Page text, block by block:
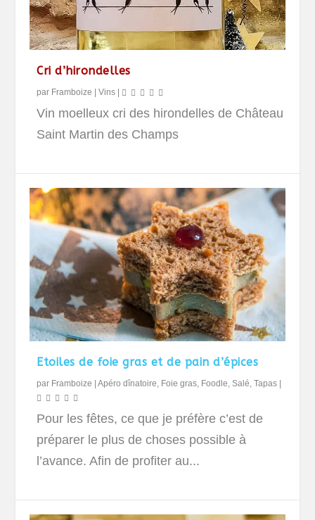
Cri d’hirondelles
par Framboize |Vins
Vin moelleux cri des hirondelles de Château
Saint Martin des Champs
Etoiles de foie gras et de pain d’épices
par Framboize |Apéro dînatoire, Foie gras, Foodle,Salé,Tapas
Pour les fêtes, ce que je préfère c’est de
préparer le plus de choses possible à
l’avance. Afin de profiter au...